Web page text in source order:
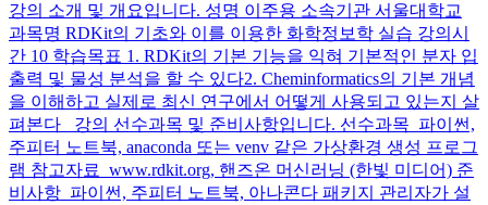
강의 소개 및 개요입니다. 성명 이주용 소속기관 서울대학교
과목명 RDKit의 기초와 이를 이용한 화학정보학 실습 강의시
간 10 학습목표 1. RDKit의 기본 기능을 익혀 기본적인 분자 입
출력 및 물성 분석을 할 수 있다2. Cheminformatics의 기본 개념
을 이해하고 실제로 최신 연구에서 어떻게 사용되고 있는지 살
펴본다 강의 선수과목 및 준비사항입니다. 선수과목 파이썬,
주피터 노트북, anaconda 또는 venv 같은 가상환경 생성 프로그
램 참고자료 www.rdkit.org, 핸즈온 머신러닝 (한빛 미디어) 준
비사항 파이썬, 주피터 노트북, 아나콘다 패키지 관리자가 설